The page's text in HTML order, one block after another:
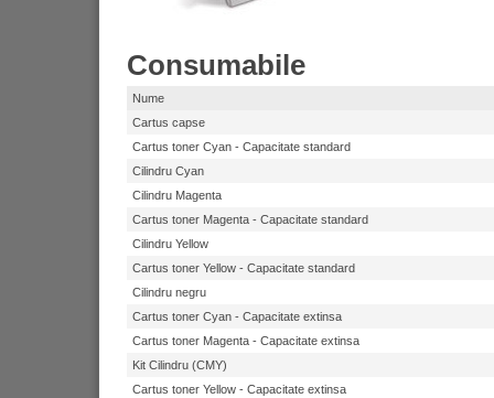
Phaser 5550
WorkCentre 7132
WorkCentre 7245
WorkCentre 7665
Copiatoare Alb-negru
Copiatoare Alb-negru
Consumabile
Nume
Cartus capse
Cartus toner Cyan - Capacitate standard
Cilindru Cyan
Cilindru Magenta
Cartus toner Magenta - Capacitate standard
Cilindru Yellow
Cartus toner Yellow - Capacitate standard
Cilindru negru
Cartus toner Cyan - Capacitate extinsa
Cartus toner Magenta - Capacitate extinsa
Kit Cilindru (CMY)
Cartus toner Yellow - Capacitate extinsa